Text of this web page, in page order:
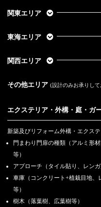
関東エリア
東海エリア
関西エリア
その他エリア (設計のみお承りし
エクステリア・外構・庭・ガ
新築及びリフォーム外構・エクス
門まわり門扉の種類（アルミ形
等）
アプローチ（タイル貼り、レン
車庫（コンクリート+植栽目地、
等）
樹木（落葉樹、広葉樹等）